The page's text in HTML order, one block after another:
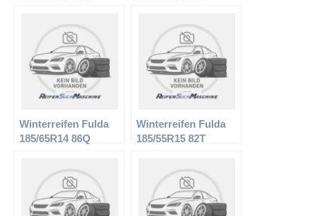
Winterreifen Fulda
185/65R14 86Q
Winterreifen Fulda
185/55R15 82T